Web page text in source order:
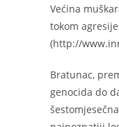
Većina
tokom
(http://
Bratunac,
genocida do